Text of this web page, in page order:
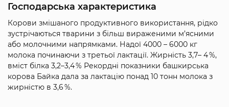
Господарська характеристика
Корови змішаного продуктивного використання, рідко
зустрічаються тварини з більш вираженими м’ясними
або молочними напрямками. Надої 4000 – 6000 кг
молока починаючи з третьої лактації. Жирність 3,7– 4 %,
вміст білка 3,2–3,4 % Рекордні показники башкирська
корова Байка дала за лактацію понад 10 тонн молока з
жирністю в 3,6 %.